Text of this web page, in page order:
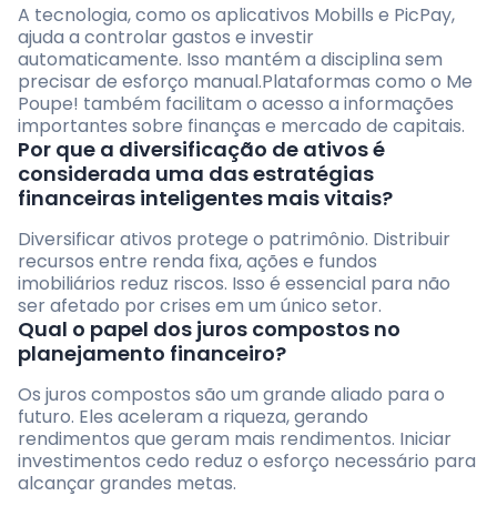
A tecnologia, como os aplicativos Mobills e PicPay,
ajuda a controlar gastos e investir
automaticamente. Isso mantém a disciplina sem
precisar de esforço manual.Plataformas como o Me
Poupe! também facilitam o acesso a informações
importantes sobre finanças e mercado de capitais.
Por que a diversificação de ativos é
considerada uma das estratégias
financeiras inteligentes mais vitais?
Diversificar ativos protege o patrimônio. Distribuir
recursos entre renda fixa, ações e fundos
imobiliários reduz riscos. Isso é essencial para não
ser afetado por crises em um único setor.
Qual o papel dos juros compostos no
planejamento financeiro?
Os juros compostos são um grande aliado para o
futuro. Eles aceleram a riqueza, gerando
rendimentos que geram mais rendimentos. Iniciar
investimentos cedo reduz o esforço necessário para
alcançar grandes metas.